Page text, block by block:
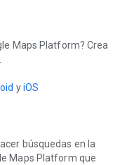
Maps Platform? Crea
yiOS
búsquedas en la
Maps Platform que